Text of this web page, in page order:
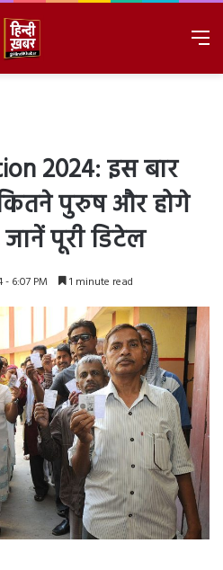
2024: इस बार
पुरुष और होगे
जानें पूरी डिटेल
- 6:07 PM 1 minute read